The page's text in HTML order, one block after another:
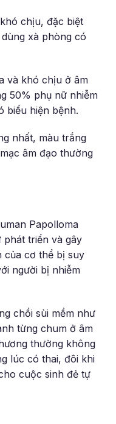
chịu, đặc biệt
xà phòng có
và khó chịu ở âm
50% phụ nữ nhiễm
biểu hiện bệnh.
nhất, màu trắng
âm đạo thường
Papolloma
phát triển và gây
của cơ thể bị suy
người bị nhiễm
chồi sùi mềm như
từng chum ở âm
thường không
lúc có thai, đôi khi
cuộc sinh đẻ tự